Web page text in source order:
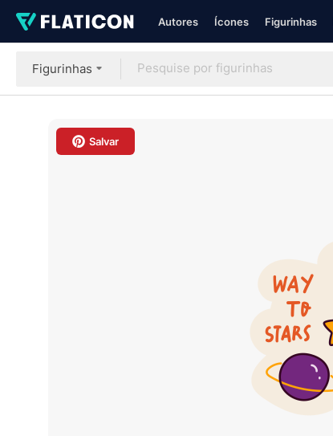
Autores Ícones Figurinhas
Figurinhas
Salvar